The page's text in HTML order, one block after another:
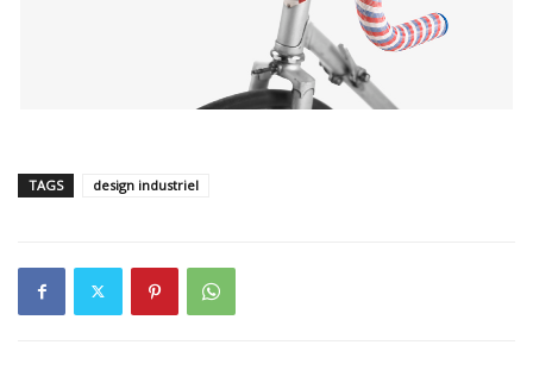
TAGS design industriel